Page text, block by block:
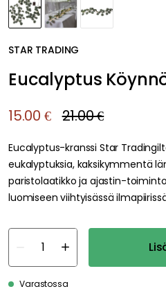
STAR TRADING
Eucalyptus
15.00 € 21.00 €
Eucalyptus-kranssi Star
eukalyptuksia, kaksikymmentä
paristolaatikko ja ajastin-
luomiseen viihtyisässä
Varastossa